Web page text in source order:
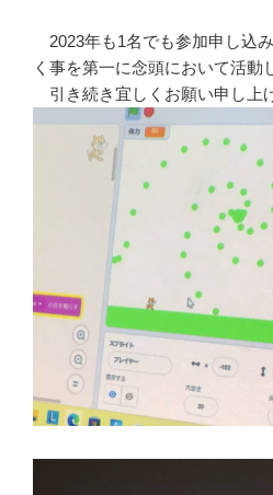
2023年も1名でも参加申し込
く事を第一に念頭において活動
引き続き宜しくお願い申し上